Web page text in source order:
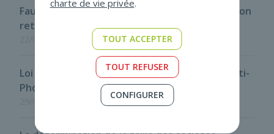
Faux en écritures : le critère de contrôle fait son
retour
Loi programme du 29 mai 2026 - Disposition anti-
Phoenix
charte de vie privée.
TOUT ACCEPTER
TOUT REFUSER
CONFIGURER